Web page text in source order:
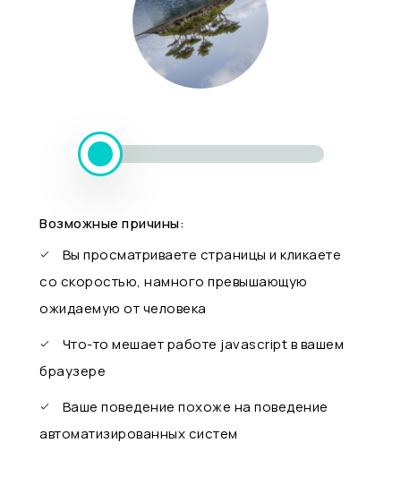
Возможные причины:
Вы просматриваете страницы и кликаете
со скоростью, намного превышающую
ожидаемую от человека
Что-то мешает работе javascript в вашем
браузере
Ваше поведение похоже на поведение
автоматизированных систем